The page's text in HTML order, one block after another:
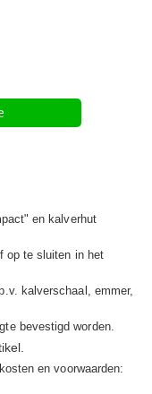
en kalverhut
op te sluiten in het
kalverschaal, emmer,
bevestigd worden.
en voorwaarden: